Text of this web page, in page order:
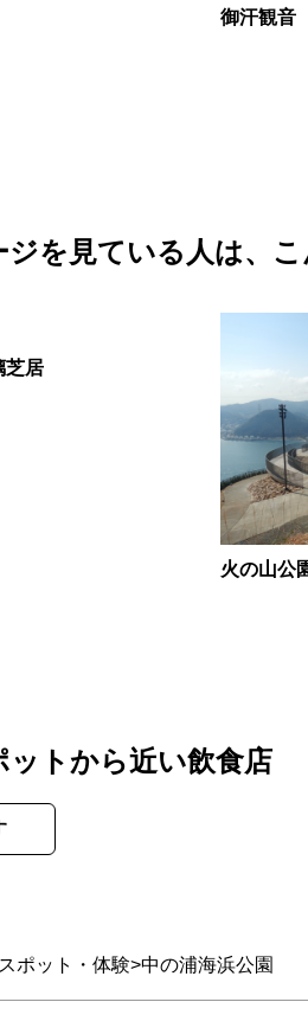
スポット・体験 中の浦海浜公園
御汗観音
を見ている人は、
芝居
火の山公
ットから近い飲食店